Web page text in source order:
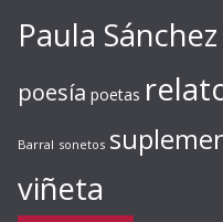
Paula
poesía poetas
Barral sonetos
viñeta